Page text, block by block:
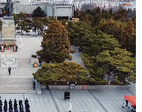
直播 无人机
河北 山西
上海 江苏